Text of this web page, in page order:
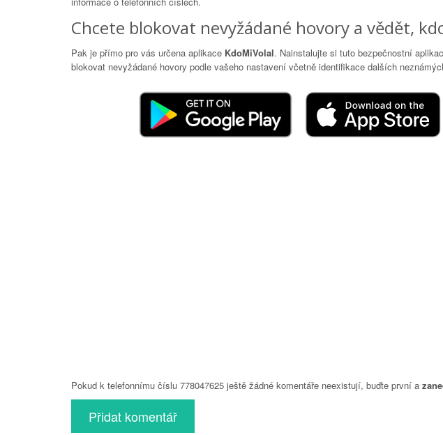
Chcete blokovat nevyžádané hovory a vědět,
Pak je přímo pro vás určena aplikace KdoMiVolal. Nainstalujte si tuto bezpečnostní
blokovat nevyžádané hovory podle vašeho nastavení včetně identifikace dalších
Pokud k telefonnímu číslu 778047625 ještě žádné komentáře neexistují, buďte první a
Přidat komentář